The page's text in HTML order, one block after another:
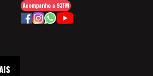
Acompanhe a 93FM